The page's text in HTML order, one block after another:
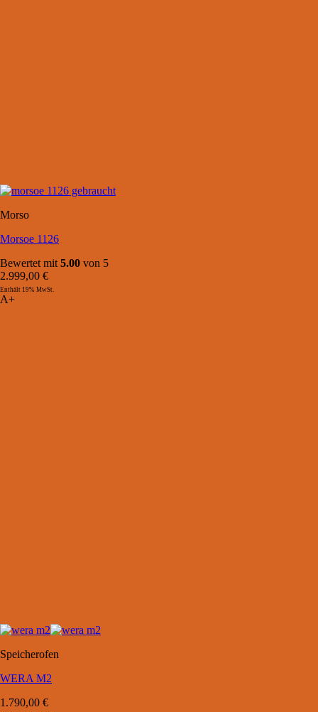
Morso
Morsoe 1126
Bewertet mit 5.00 von 5
2.999,00 €
Enthält 19% MwSt.
A+
Speicherofen
WERA M2
1.790,00 €